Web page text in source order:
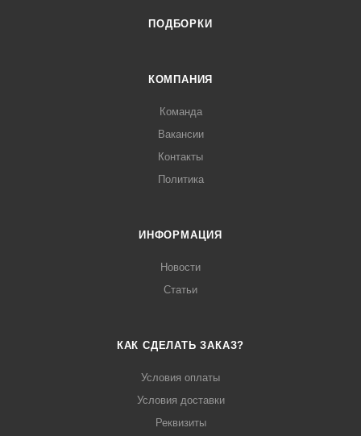
ПОДБОРКИ
КОМПАНИЯ
Команда
Вакансии
Контакты
Политика
ИНФОРМАЦИЯ
Новости
Статьи
КАК СДЕЛАТЬ ЗАКАЗ?
Условия оплаты
Условия доставки
Реквизиты